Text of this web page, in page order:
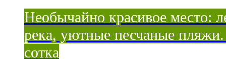
Необычайно красивое место:
река, уютные песчаные
сотка